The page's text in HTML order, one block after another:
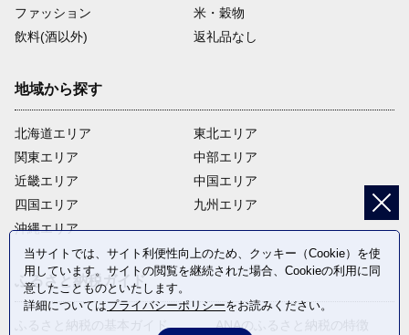
ファッション
米・穀物
飲料(酒以外)
返礼品なし
地域から探す
北海道エリア
関東エリア
近畿エリア
四国エリア
沖縄エリア
東北エリア
中部エリア
中国エリア
九州エリア
ふるさと納税ガイド
ふるさと納税の基本ガイド
ANAのふるさと納税の特徴
当サイトでは、サイト利便性向上のため、クッキー（Cookie）を使
用しています。サイトの閲覧を継続された場合、Cookieの利用に同
意したことものといたします。
詳細についてはプライバシーポリシーをお読みください。